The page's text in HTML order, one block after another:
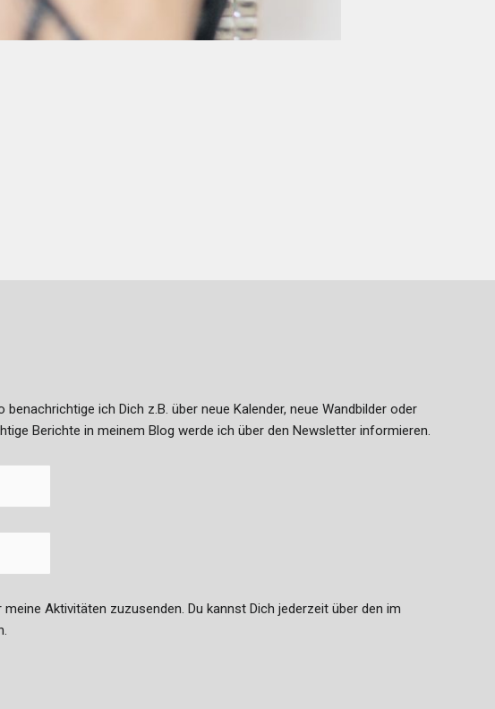
ich Dich z.B. über neue Kalender, neue Wandbilder oder
Berichte in meinem Blog werde ich über den Newsletter informieren.
Aktivitäten zuzusenden. Du kannst Dich jederzeit über den im